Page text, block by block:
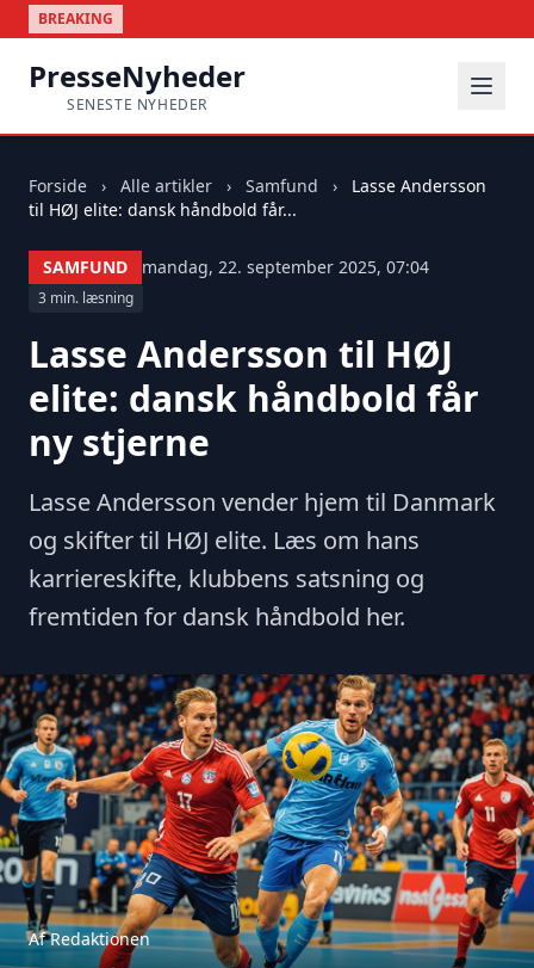
BREAKING
PresseNyheder
SENESTE NYHEDER
Forside › Alle artikler › Samfund ›
Lasse Andersson
til HØJ elite: dansk håndbold får...
SAMFUND mandag, 22. september 2025, 07:04
3 min. læsning
Lasse Andersson til HØJ
elite: dansk håndbold får
ny stjerne
Lasse Andersson vender hjem til Danmark
og skifter til HØJ elite. Læs om hans
karriereskifte, klubbens satsning og
fremtiden for dansk håndbold her.
Af Redaktionen